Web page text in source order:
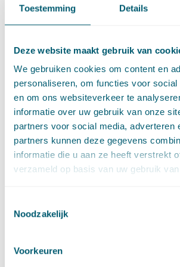
Toestemming Details
Deze website maakt gebruik van
We gebruiken cookies om content en
personaliseren, om functies voor social
en om ons websiteverkeer te
informatie over uw gebruik van onze
partners voor social media, adverteren
partners kunnen deze gegevens
informatie die u aan ze heeft verstrekt
verzameld op basis van uw gebruik
Noodzakelijk
Voorkeuren
Privégedragingen voor
de arbeidsrelatie was volgens vaste
Centrale Raad van Beroep (Raad) ook al zo
van de Wnra. Zo oordeelde de Raad in een
vanwege het frauderen
gesjoemel met zijn belastingaangifte
omstandigheid dat de gedragingen
de privésfeer en niet in het kader van
functie niet betekende dat die
plichtsverzuim zouden kunnen worden
eigen belastingaangifte onjuist invulde. In
oordeelde de Raad dat de gedraging van
ernstig schaadde. Bij beide beschreven
sprake van een nauwe band tussen de